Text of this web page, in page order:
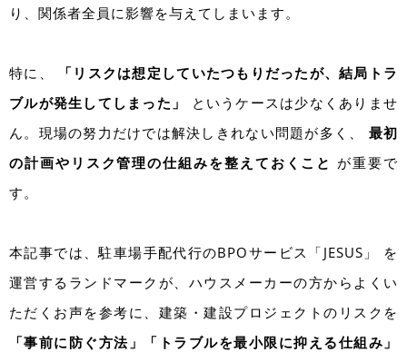
り、関係者全員に影響を与えてしまいます。
特に、 「 リスクは想定していたつもりだったが、結局トラ
ブルが発生してしまった 」
というケースは少なくありませ
ん。現場の努力だけでは解決しきれない問題が多く、 最初
の計画やリスク管理の仕組みを整えておくこと が重要で
す。
本記事では、駐車場手配代行のBPOサービス「JESUS」 を
運営するランドマークが、ハウスメーカーの方からよくい
ただくお声を参考に、建築・建設プロジェクトのリスクを
「事前に防ぐ方法」「トラブルを最小限に抑える仕組み」